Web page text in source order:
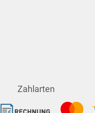
Zahlarten